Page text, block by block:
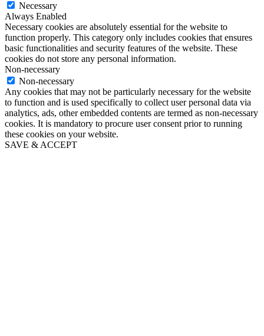
Necessary
Always Enabled
Necessary cookies are absolutely essential for the website to
function properly. This category only includes cookies that ensures
basic functionalities and security features of the website. These
cookies do not store any personal information.
Non-necessary
Non-necessary
Any cookies that may not be particularly necessary for the website
to function and is used specifically to collect user personal data via
analytics, ads, other embedded contents are termed as non-necessary
cookies. It is mandatory to procure user consent prior to running
these cookies on your website.
SAVE & ACCEPT